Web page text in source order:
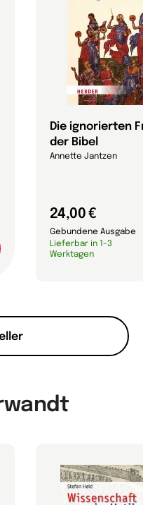
Die ignorierten
der Bibel
Annette Jantzen
24,00 €
Gebundene Ausgabe
Lieferbar in 1-3
Werktagen